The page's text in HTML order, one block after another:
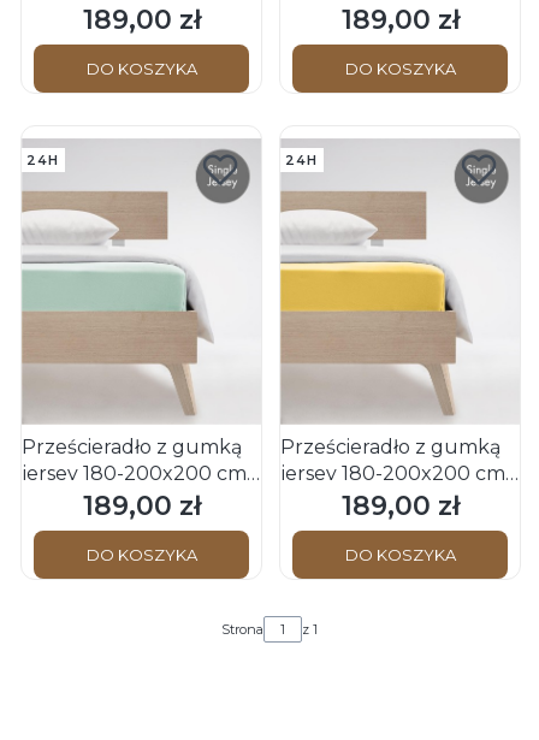
różowe JENNY C
Fleuresse
Cena
189,00 zł
DO KOSZYKA
szare JENNY C Fleuresse
Cena
189,00 zł
DO KOSZYKA
24H
Prześcieradło z gumką
jersey 180-200x200 cm
zielone JENNY C
Fleuresse
Cena
189,00 zł
DO KOSZYKA
24H
Prześcieradło z gumką
jersey 180-200x200 cm
żółte JENNY C Fleuresse
Cena
189,00 zł
DO KOSZYKA
Strona z 1